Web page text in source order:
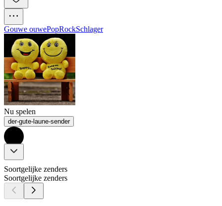
Gouwe ouwePopRockSchlager
Nu spelen
der-gute-laune-sender
Soortgelijke zenders
Soortgelijke zenders